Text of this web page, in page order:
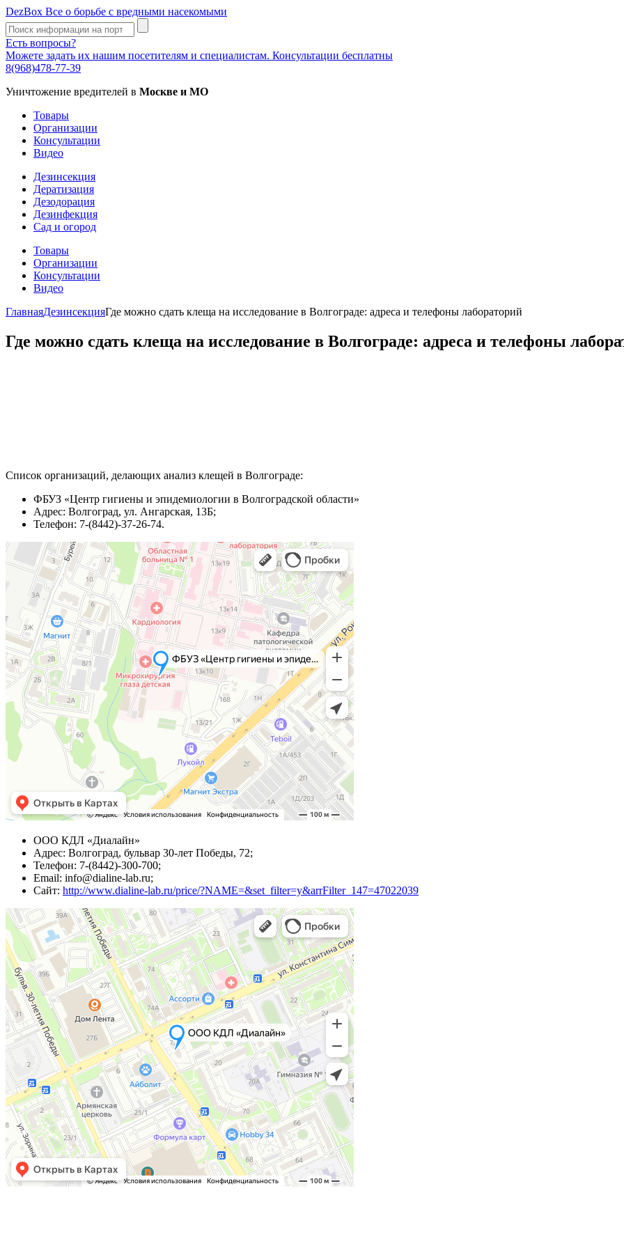
DezBox Все о борьбе с вредными насекомыми
Есть вопросы?
Можете задать их нашим посетителям и специалистам. Консультации бесплатны
8(968)478-77-39
Уничтожение вредителей в Москве и МО
Товары
Организации
Консультации
Видео
Дезинсекция
Дератизация
Дезодорация
Дезинфекция
Сад и огород
Товары
Организации
Консультации
Видео
ГлавнаяДезинсекцияГде можно сдать клеща на исследование в Волгограде: адреса и телефоны лабораторий
Где можно сдать клеща на исследование в Волгограде: адреса и телефоны
Список организаций, делающих анализ клещей в Волгограде:
ФБУЗ «Центр гигиены и эпидемиологии в Волгоградской области»
Адрес: Волгоград, ул. Ангарская, 13Б;
Телефон: 7-(8442)-37-26-74.
ООО КДЛ «Диалайн»
Адрес: Волгоград, бульвар 30-лет Победы, 72;
Телефон: 7-(8442)-300-700;
Email: info@dialine-lab.ru;
Сайт: http://www.dialine-lab.ru/price/?NAME=&set_filter=y&arrFilter_147=47022039